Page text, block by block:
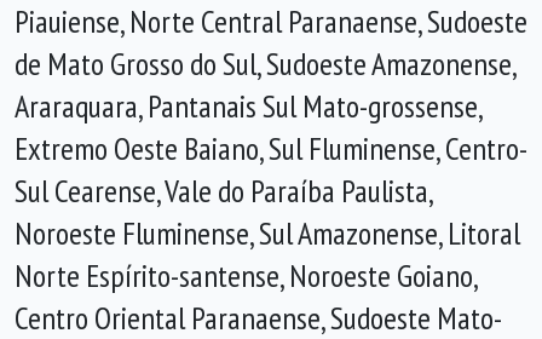
Piauiense, Norte Central Paranaense, Sudoeste
de Mato Grosso do Sul, Sudoeste Amazonense,
Araraquara, Pantanais Sul Mato-grossense,
Extremo Oeste Baiano, Sul Fluminense, Centro-
Sul Cearense, Vale do Paraíba Paulista,
Noroeste Fluminense, Sul Amazonense, Litoral
Norte Espírito-santense, Noroeste Goiano,
Centro Oriental Paranaense, Sudoeste Mato-